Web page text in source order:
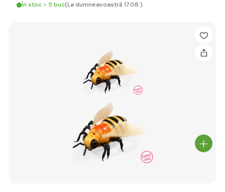
În stoc > 5 buc(La dumneavoastră 17.08.)